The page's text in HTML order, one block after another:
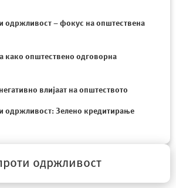
одржливост – фокус на општествена
како општествено одговорна
влијаат на општеството
одржливост: Зелено кредитирање
одржливост